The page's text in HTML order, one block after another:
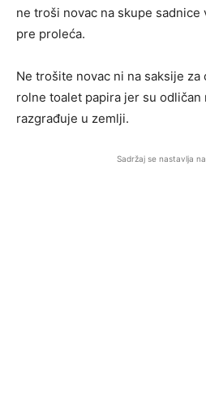
ne troši novac na skupe sadnice
pre proleća.
Ne trošite novac ni na saksije
rolne toalet papira jer su odličan
razgrađuje u zemlji.
Sadržaj se nastavlja